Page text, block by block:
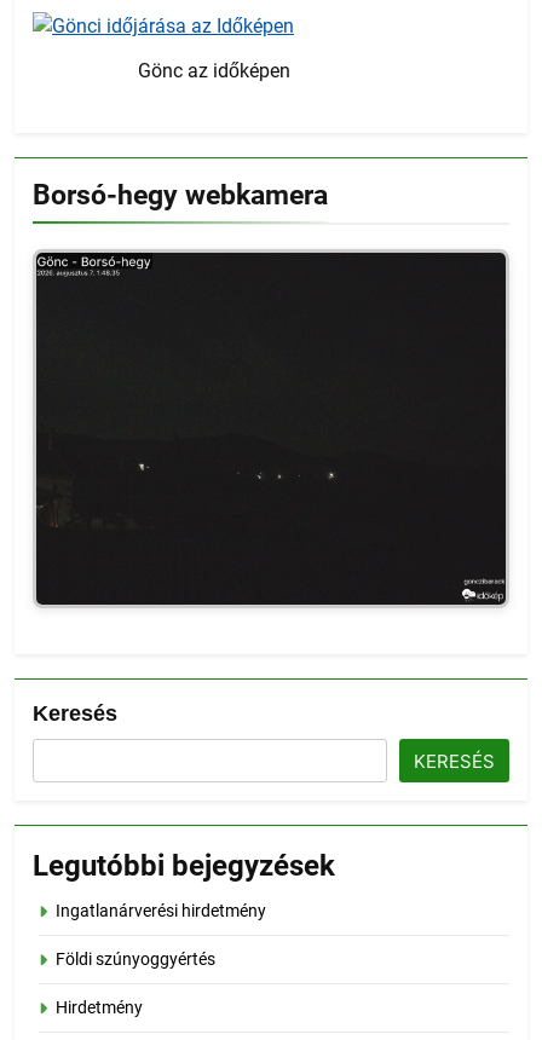
Gönc az időképen
Borsó-hegy webkamera
Keresés
KERESÉS
Legutóbbi bejegyzések
Ingatlanárverési hirdetmény
Földi szúnyoggyértés
Hirdetmény